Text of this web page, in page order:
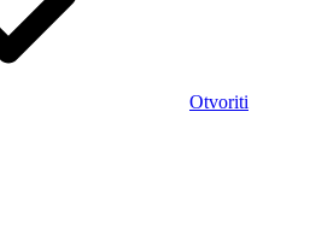
Otvoriti